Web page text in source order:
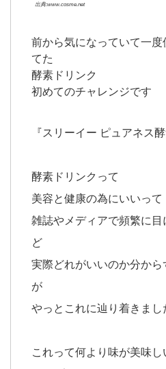
出典:www.cosme.net
前から気になっていて一
てた
酵素ドリンク
初めてのチャレンジです
『スリーイー ピュアネス酵
酵素ドリンクって
美容と健康の為にいいって
雑誌やメディアで頻繁に
ど
実際どれがいいのか分か
が
やっとこれに辿り着きまし
これって何より味が美味し